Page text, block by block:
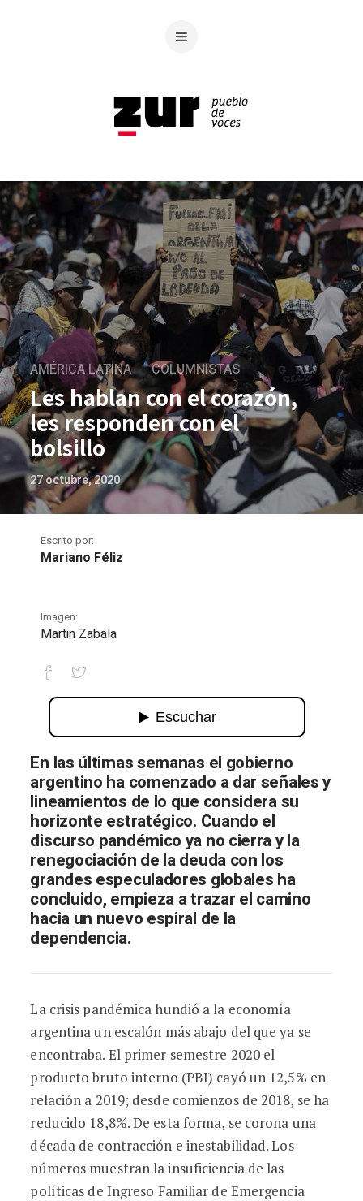
AMÉRICA LATINA COLUMNISTAS
Les hablan con el corazón,
les responden con el
bolsillo
27 octubre, 2020
Escrito por:
Mariano Féliz
Imagen:
Martin Zabala
Les hablan con el corazón, les
En las últimas semanas el gobierno
argentino ha comenzado a dar señales y
lineamientos de lo que considera su
horizonte estratégico. Cuando el
discurso pandémico ya no cierra y la
renegociación de la deuda con los
grandes especuladores globales ha
concluido, empieza a trazar el camino
hacia un nuevo espiral de la
dependencia.
La crisis pandémica hundió a la economía
argentina un escalón más abajo del que ya se
encontraba. El primer semestre 2020 el
producto bruto interno (PBI) cayó un 12,5% en
relación a 2019; desde comienzos de 2018, se ha
reducido 18,8%. De esta forma, se corona una
década de contracción e inestabilidad. Los
números muestran la insuficiencia de las
políticas de Ingreso Familiar de Emergencia